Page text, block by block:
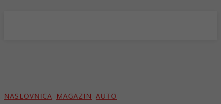
NASLOVNICA MAGAZIN AUTO